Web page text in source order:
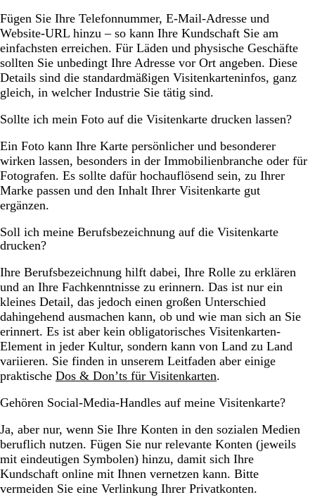
Fügen Sie Ihre Telefonnummer, E-Mail-Adresse und
Website-URL hinzu – so kann Ihre Kundschaft Sie am
einfachsten erreichen. Für Läden und physische Geschäfte
sollten Sie unbedingt Ihre Adresse vor Ort angeben. Diese
Details sind die standardmäßigen Visitenkarteninfos, ganz
gleich, in welcher Industrie Sie tätig sind.
Sollte ich mein Foto auf die Visitenkarte drucken lassen?
Ein Foto kann Ihre Karte persönlicher und besonderer
wirken lassen, besonders in der Immobilienbranche oder für
Fotografen. Es sollte dafür hochauflösend sein, zu Ihrer
Marke passen und den Inhalt Ihrer Visitenkarte gut
ergänzen.
Soll ich meine Berufsbezeichnung auf die Visitenkarte
drucken?
Ihre Berufsbezeichnung hilft dabei, Ihre Rolle zu erklären
und an Ihre Fachkenntnisse zu erinnern. Das ist nur ein
kleines Detail, das jedoch einen großen Unterschied
dahingehend ausmachen kann, ob und wie man sich an Sie
erinnert. Es ist aber kein obligatorisches Visitenkarten-
Element in jeder Kultur, sondern kann von Land zu Land
variieren. Sie finden in unserem Leitfaden aber einige
praktische Dos & Don’ts für Visitenkarten.
Gehören Social-Media-Handles auf meine Visitenkarte?
Ja, aber nur, wenn Sie Ihre Konten in den sozialen Medien
beruflich nutzen. Fügen Sie nur relevante Konten (jeweils
mit eindeutigen Symbolen) hinzu, damit sich Ihre
Kundschaft online mit Ihnen vernetzen kann. Bitte
vermeiden Sie eine Verlinkung Ihrer Privatkonten.